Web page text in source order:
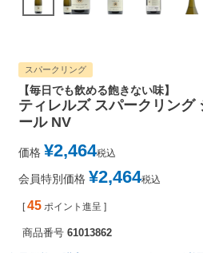
スパークリング
【毎日でも飲める飽きない味】
ティレルズ スパークリング
ール NV
価格 ¥2,464税込
会員特別価格 ¥2,464税込
[ 45 ポイント進呈 ]
商品番号 61013862